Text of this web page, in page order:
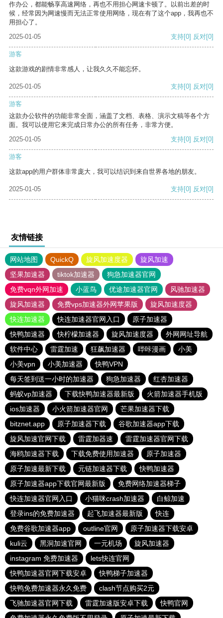
作办公，都能畅享高速网络，再也不用担心网速卡顿了。以前出差的时
候，经常因为网速慢而无法正常使用网络，现在有了这个app，我再也不
用担心了。
2025-01-05
支持[0] 反对[0]
游客
这款游戏的剧情非常感人，让我久久不能忘怀。
2025-01-05 支持[0] 反对[0]
游客
这款办公软件的功能非常全面，涵盖了文档、表格、演示文稿等各个方
面。我可以使用它来完成日常办公的所有任务，非常方便。
2025-01-05
支持[0] 反对[0]
游客
这款app的用户群体非常庞大，我可以结识到来自世界各地的朋友。
2025-01-05 支持[0] 反对[0]
友情链接
网站地图 QuickQ 旋风加速度器
旋风加速
坚果加速器
tiktok加速器
狗急加速器官网
免费vqn外网加速
小蓝鸟 优途加速器官网
风驰加速器
旋风加速器
免费vps加速器外网苹果版
旋风加速度器
快连加速器
快连加速器官网入口
原子加速器
快鸭加速器
快柠檬加速器 旋风加速度器
外网网址导航
软件中心
雷霆加速 狂飙加速器 哔咔漫画
小美
小美vpn
小美加速器
快鸭VPN
每天签到送一小时的加速器
狗急加速器
红杏加速器
蚂蚁vp加速器
下载快鸭加速器最新版
火箭加速器手机版
ios加速器
小火箭加速器官网
芒果加速器下载
bitznet.app
原子加速器下载
谷歌加速器app下载
旋风加速官网下载
雷霆加器速
雷霆加速器官网下载
海鸥加速器下载
下载免费使用加速器
原子加速器
原子加速最新下载
元链加速器下载
快鸭加速器
原子加速器app下载官网最新版
免费网络加速器梯子
快连加速器官网入口
小猫咪crash加速器
白鲸加速
登录ins的免费加速器
起飞加速器最新版
快连
免费谷歌加速器app
outline官网
原子加速器下载安卓
kuli云
黑洞加速官网 一元机场
旋风加速器
instagram 免费加速器
lets快连官网
快鸭加速器官网下载安卓
快鸭梯子加速器
快鸭免费加速器永久免费
clash节点购买2元
飞驰加速器官网下载
雷霆加速版安卓下载
快鸭官网